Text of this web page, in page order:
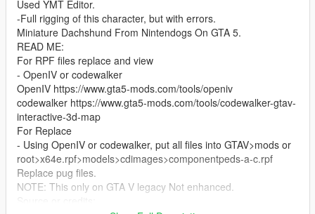
Used YMT Editor.
-Full rigging of this character, but with errors.
Miniature Dachshund From Nintendogs On GTA 5.
READ ME:
For RPF files replace and view
- OpenIV or codewalker
OpenIV https://www.gta5-mods.com/tools/openiv
codewalker https://www.gta5-mods.com/tools/codewalker-gtav-
interactive-3d-map
For Replace
- Using OpenIV or codewalker, put all files into GTAV>mods or
root>x64e.rpf>models>cdimages>componentpeds-a-c.rpf
Replace pug files.
NOTE: This only on GTA V legacy Not enhanced.